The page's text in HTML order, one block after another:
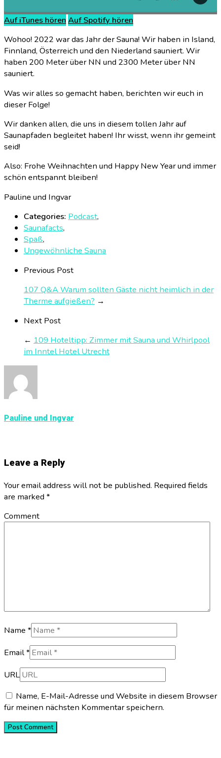
Auf iTunes hören Auf Spotify hören
Wohoo! 2022 war das Jahr der Sauna! Wir haben in Island,
Finnland, Österreich und den Niederland sauniert. Wir
haben 200 Meter über NN und 2300 Meter über NN
sauniert.
Was wir alles so gemacht haben, berichten wir euch in
dieser Folge!
Wir danken allen, die uns in diesem tollen Jahr auf
Saunapfaden begleitet haben! Ihr wisst, wenn ihr gemeint
seid!
Also: Frohe Weihnachten und Happy New Year und immer
schön entspannt bleiben!
Pauline und Ingvar
Categories: Podcast,
Saunafacts,
Spaß,
Ungewöhnliche Sauna
Previous Post
107 Q&A Warum sollten Gäste nicht heimlich in der
Therme aufgießen? →
Next Post
← 109 Hoteltipp: Zimmer mit Sauna und Whirlpool
im Inntel Hotel Utrecht
Pauline und Ingvar
Leave a Reply
Your email address will not be published. Required fields
are marked *
Comment
Name *
Email *
URL
Name, E-Mail-Adresse und Website in diesem Browser
für meinen nächsten Kommentar speichern.